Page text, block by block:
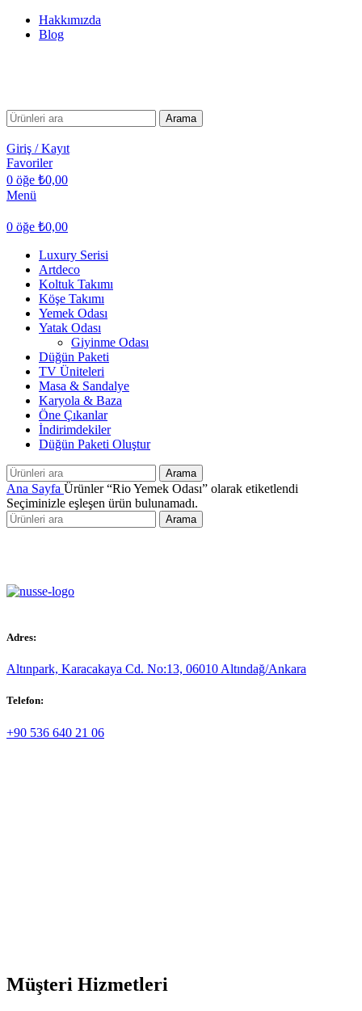
Hakkımızda
Blog
Arama
Giriş / Kayıt
Favoriler
0 öğe ₺0,00
Menü
0 öğe ₺0,00
Luxury Serisi
Artdeco
Koltuk Takımı
Köşe Takımı
Yemek Odası
Yatak Odası
Giyinme Odası
Düğün Paketi
TV Üniteleri
Masa & Sandalye
Karyola & Baza
Öne Çıkanlar
İndirimdekiler
Düğün Paketi Oluştur
Arama
Ana Sayfa Ürünler “Rio Yemek Odası” olarak etiketlendi
Seçiminizle eşleşen ürün bulunamadı.
Arama
Adres:
Altınpark, Karacakaya Cd. No:13, 06010 Altındağ/Ankara
Telefon:
+90 536 640 21 06
Müşteri Hizmetleri